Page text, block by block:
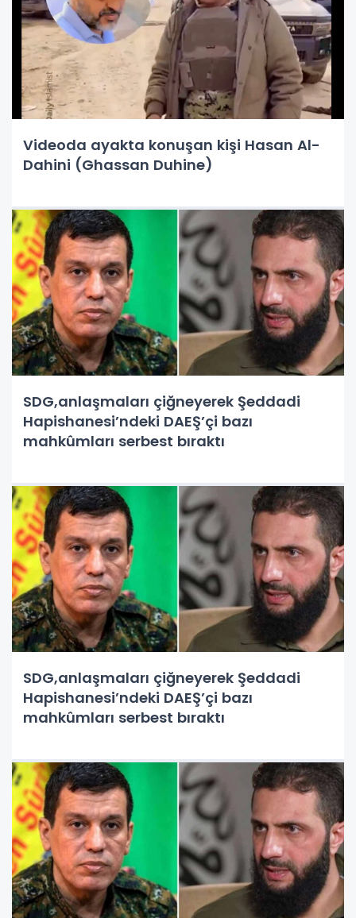
Videoda ayakta konuşan kişi Hasan Al-
Dahini (Ghassan Duhine)
SDG,anlaşmaları çiğneyerek Şeddadi
Hapishanesi’ndeki DAEŞ’çi bazı
mahkûmları serbest bıraktı
SDG,anlaşmaları çiğneyerek Şeddadi
Hapishanesi’ndeki DAEŞ’çi bazı
mahkûmları serbest bıraktı